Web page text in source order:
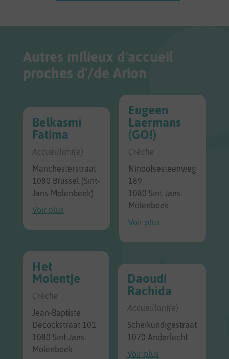
Autres milieux d'accueil
proches d'/de Arion
Belkasmi
Fatima
Accueillant(e)
Manchesterstraat
1080 Brussel (Sint-
Jans-Molenbeek)
Voir plus
Eugeen
Laermans
(GO!)
Crèche
Ninoofsesteenweg
189
1080 Sint-Jans-
Molenbeek
Voir plus
Het
Molentje
Crèche
Jean-Baptiste
Decockstraat 101
1080 Sint-Jans-
Molenbeek
Daoudi
Rachida
Accueillant(e)
Scheikundigestraat
1070 Anderlecht
Voir plus